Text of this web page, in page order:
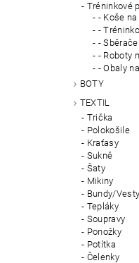
Tréninkové
- Koše
-
-
- Roboty
- Obaly
BOTY
TEXTIL
Trička
Polokošile
Kraťasy
Sukně
Šaty
Mikiny
Bundy/Vesty
Tepláky
Soupravy
Ponožky
Potítka
Čelenky